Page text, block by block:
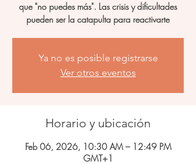
que "no puedes más". Las crisis y dificultades
pueden ser la catapulta para reactivarte
Ya no es posible registrarse
Ver otros eventos
Horario y ubicación
Feb 06, 2026, 10:30 AM – 12:49 PM
GMT+1